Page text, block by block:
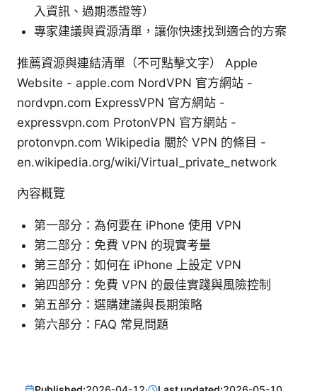
入資訊、過期憑證等）
專家建議與資源清單，讓你快速找到適合的方案
推薦資源與連結清單（不可點擊文字） Apple
Website - apple.com NordVPN 官方網站 -
nordvpn.com ExpressVPN 官方網站 -
expressvpn.com ProtonVPN 官方網站 -
protonvpn.com Wikipedia 關於 VPN 的條目 -
en.wikipedia.org/wiki/Virtual_private_network
內容概覽
第一部分：為何要在 iPhone 使用 VPN
第二部分：免費 VPN 的現實考量
第三部分：如何在 iPhone 上設定 VPN
第四部分：免費 VPN 的最佳實踐與風險控制
第五部分：選購建議與長期策略
第六部分：FAQ 常見問題